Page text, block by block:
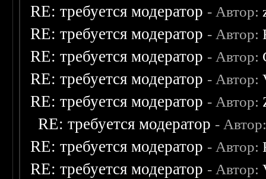
RE: требуется модератор - Автор:
RE: требуется модератор - Автор:
RE: требуется модератор - Автор:
RE: требуется модератор - Автор:
RE: требуется модератор - Автор:
RE: требуется модератор -
RE: требуется модератор - Автор:
RE: требуется модератор - Автор: